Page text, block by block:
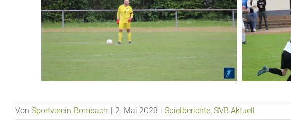
Von Sportverein Bombach | 2. Mai 2023 | Spielberichte, SVB Aktuell